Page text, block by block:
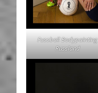
Fussball Bodypainting
Russland